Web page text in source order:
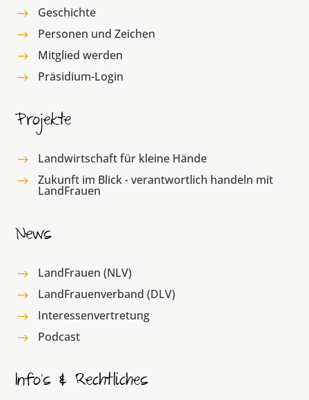
$ Geschichte
$ Personen und Zeichen
$ Mitglied werden
$ Präsidium-Login
Projekte
$ Landwirtschaft für kleine Hände
$ Zukunft im Blick - verantwortlich handeln mit
LandFrauen
News
$ LandFrauen (NLV)
$ LandFrauenverband (DLV)
$ Interessenvertretung
$ Podcast
Info’s & Rechtliches